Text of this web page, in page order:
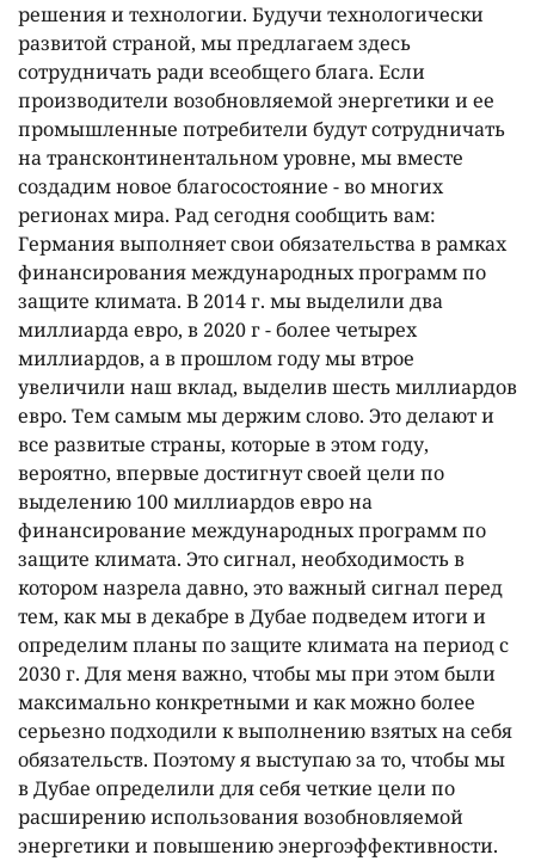
решения и технологии. Будучи технологически
развитой страной, мы предлагаем здесь
сотрудничать ради всеобщего блага. Если
производители возобновляемой энергетики и ее
промышленные потребители будут сотрудничать
на трансконтинентальном уровне, мы вместе
создадим новое благосостояние - во многих
регионах мира. Рад сегодня сообщить вам:
Германия выполняет свои обязательства в рамках
финансирования международных программ по
защите климата. В 2014 г. мы выделили два
миллиарда евро, в 2020 г - более четырех
миллиардов, а в прошлом году мы втрое
увеличили наш вклад, выделив шесть миллиардов
евро. Тем самым мы держим слово. Это делают и
все развитые страны, которые в этом году,
вероятно, впервые достигнут своей цели по
выделению 100 миллиардов евро на
финансирование международных программ по
защите климата. Это сигнал, необходимость в
котором назрела давно, это важный сигнал перед
тем, как мы в декабре в Дубае подведем итоги и
определим планы по защите климата на период с
2030 г. Для меня важно, чтобы мы при этом были
максимально конкретными и как можно более
серьезно подходили к выполнению взятых на себя
обязательств. Поэтому я выступаю за то, чтобы мы
в Дубае определили для себя четкие цели по
расширению использования возобновляемой
энергетики и повышению энергоэффективности.